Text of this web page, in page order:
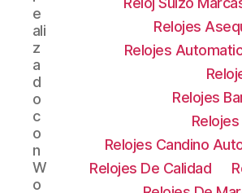
e
ali
z
a
d
o
c
o
n
W
o
Relojes
Relojes
Relojes
Relojes Candino
Relojes De Calidad